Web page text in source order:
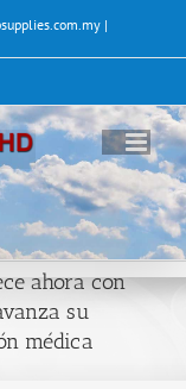
|
ahora con
su
médica